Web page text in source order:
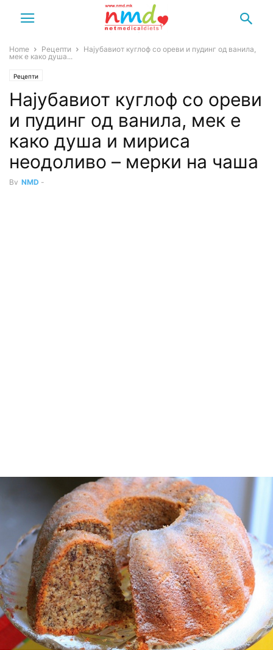
Home Рецепти
Најубавиот куглоф со ореви и пудинг од ванила,
мек е како душа...
Рецепти
Најубавиот куглоф со ореви
и пудинг од ванила, мек е
како душа и мириса
неодоливо – мерки на чаша
By NMD -